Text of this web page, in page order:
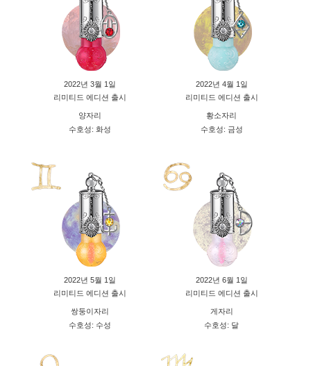
2022년 3월 1일
리미티드 에디션 출시
양자리
수호성: 화성
2022년 4월 1일
리미티드 에디션 출시
황소자리
수호성: 금성
2022년 5월 1일
리미티드 에디션 출시
쌍둥이자리
수호성: 수성
2022년 6월 1일
리미티드 에디션 출시
게자리
수호성: 달